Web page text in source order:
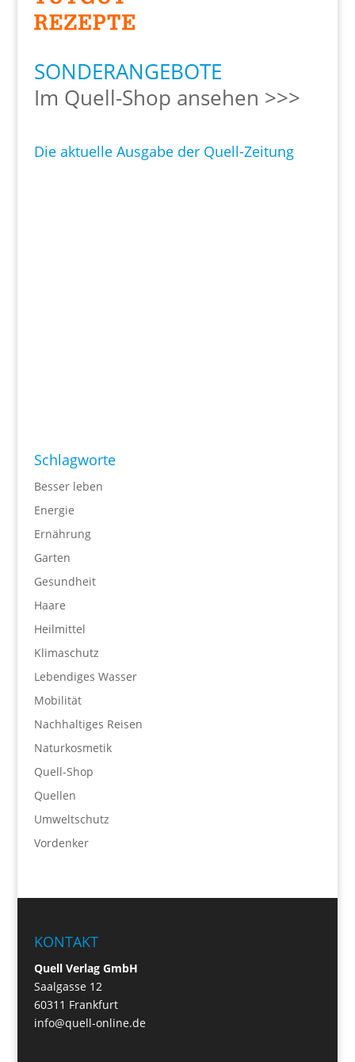
SONDERANGEBOTE
Im Quell-Shop ansehen >>>
Die aktuelle Ausgabe der Quell-Zeitung
Schlagworte
Besser leben
Energie
Ernährung
Garten
Gesundheit
Haare
Heilmittel
Klimaschutz
Lebendiges Wasser
Mobilität
Nachhaltiges Reisen
Naturkosmetik
Quell-Shop
Quellen
Umweltschutz
Vordenker
KONTAKT
Quell Verlag GmbH
Saalgasse 12
60311 Frankfurt
info@quell-online.de